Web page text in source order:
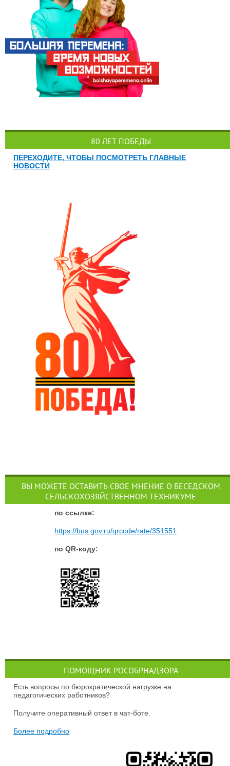
80 ЛЕТ ПОБЕДЫ
ПЕРЕХОДИТЕ, ЧТОБЫ ПОСМОТРЕТЬ ГЛАВНЫЕ
НОВОСТИ
ВЫ МОЖЕТЕ ОСТАВИТЬ СВОЕ МНЕНИЕ О БЕСЕДСКОМ
СЕЛЬСКОХОЗЯЙСТВЕННОМ ТЕХНИКУМЕ
по ссылке:
https://bus.gov.ru/qrcode/rate/351551
по QR-коду:
ПОМОЩНИК РОСОБРНАДЗОРА
Есть вопросы по бюрократической нагрузке на
педагогических работников?
Получите оперативный ответ в чат-боте.
Более подробно